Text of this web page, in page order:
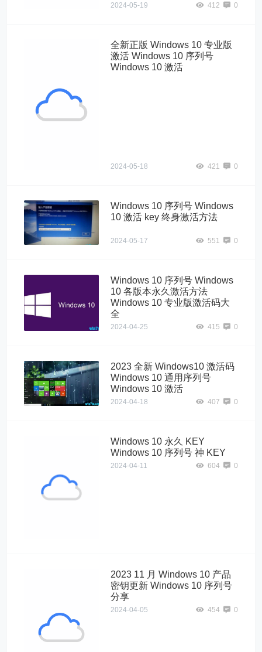
2024-05-19 412 0
2.怎样查询我的"
alt="全新正版
Windows 10 专
全新正版 Windows 10 专业版
激活 Windows 10 序列号
Windows 10 激活
2024-05-18 421 0
Windows 10 序列号 Windows
10 激活 key 终身激活方法
2024-05-17 551 0
Windows 10 序列号 Windows
10 各版本永久激活方法
Windows 10 专业版激活码大
全
2024-04-25 415 0
2023 全新 Windows10 激活码
Windows 10 通用序列号
Windows 10 激活
2024-04-18 407 0
Windows10"
alt="Windows 10
Windows 10 永久 KEY
Windows 10 序列号 神 KEY
2024-04-11 604 0
Windows10"
alt="2023 11 月
Windows 10 产
2023 11 月 Windows 10 产品
密钥更新 Windows 10 序列号
分享
2024-04-05 454 0